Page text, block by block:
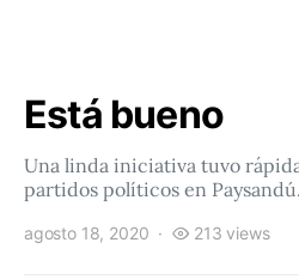
Está bueno
Una linda iniciativa tuvo
partidos políticos en
agosto 18, 2020 213 views